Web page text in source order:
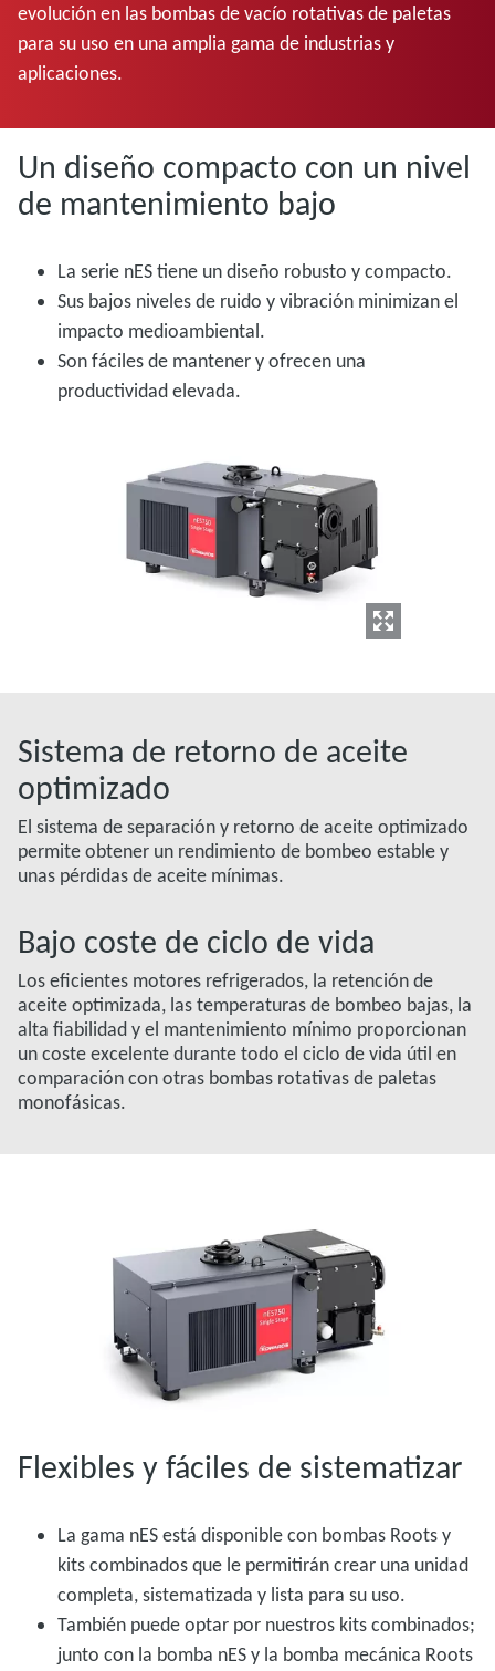
evolución en las bombas de vacío rotativas de paletas
para su uso en una amplia gama de industrias y
aplicaciones.
Un diseño compacto con un nivel
de mantenimiento bajo
La serie nES tiene un diseño robusto y compacto.
Sus bajos niveles de ruido y vibración minimizan el
impacto medioambiental.
Son fáciles de mantener y ofrecen una
productividad elevada.
Sistema de retorno de aceite
optimizado
El sistema de separación y retorno de aceite optimizado
permite obtener un rendimiento de bombeo estable y
unas pérdidas de aceite mínimas.
Bajo coste de ciclo de vida
Los eficientes motores refrigerados, la retención de
aceite optimizada, las temperaturas de bombeo bajas, la
alta fiabilidad y el mantenimiento mínimo proporcionan
un coste excelente durante todo el ciclo de vida útil en
comparación con otras bombas rotativas de paletas
monofásicas.
Flexibles y fáciles de sistematizar
La gama nES está disponible con bombas Roots y
kits combinados que le permitirán crear una unidad
completa, sistematizada y lista para su uso.
También puede optar por nuestros kits combinados;
junto con la bomba nES y la bomba mecánica Roots